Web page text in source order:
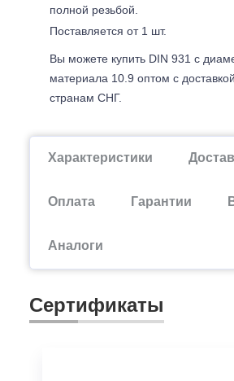
полной резьбой.
Поставляется от 1 шт.
Вы можете купить DIN 931 с
материала 10.9 оптом с
странам СНГ.
Характеристики
Оплата Гарантии
Аналоги
Сертификаты